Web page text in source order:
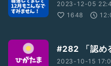
2023-12-05
1648
#282 「認め
2023-10-15